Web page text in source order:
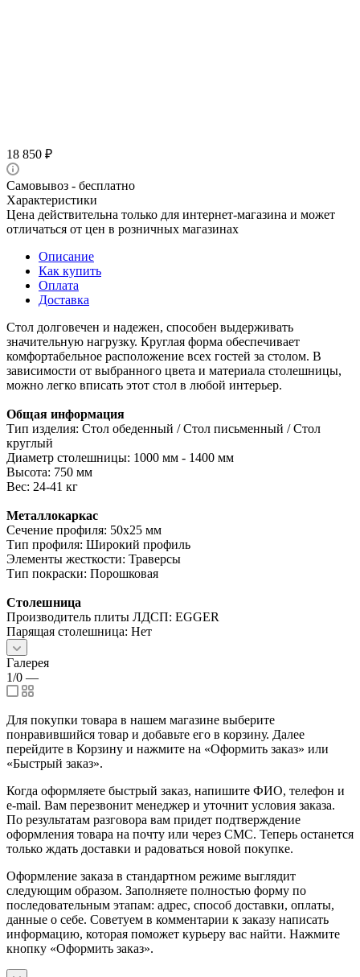
18 850 ₽
Самовывоз - бесплатно
Характеристики
Цена действительна только для интернет-магазина и может
отличаться от цен в розничных магазинах
Описание
Как купить
Оплата
Доставка
Стол долговечен и надежен, способен выдерживать
значительную нагрузку. Круглая форма обеспечивает
комфортабельное расположение всех гостей за столом. В
зависимости от выбранного цвета и материала столешницы,
можно легко вписать этот стол в любой интерьер.
Общая информация
Тип изделия: Стол обеденный / Стол письменный / Стол
круглый
Диаметр столешницы: 1000 мм - 1400 мм
Высота: 750 мм
Вес: 24-41 кг
Металлокаркас
Сечение профиля: 50х25 мм
Тип профиля: Широкий профиль
Элементы жесткости: Траверсы
Тип покраски: Порошковая
Столешница
Производитель плиты ЛДСП: EGGER
Парящая столешница: Нет
Галерея
1/0 —
Для покупки товара в нашем магазине выберите
понравившийся товар и добавьте его в корзину. Далее
перейдите в Корзину и нажмите на «Оформить заказ» или
«Быстрый заказ».
Когда оформляете быстрый заказ, напишите ФИО, телефон и
e-mail. Вам перезвонит менеджер и уточнит условия заказа.
По результатам разговора вам придет подтверждение
оформления товара на почту или через СМС. Теперь останется
только ждать доставки и радоваться новой покупке.
Оформление заказа в стандартном режиме выглядит
следующим образом. Заполняете полностью форму по
последовательным этапам: адрес, способ доставки, оплаты,
данные о себе. Советуем в комментарии к заказу написать
информацию, которая поможет курьеру вас найти. Нажмите
кнопку «Оформить заказ».